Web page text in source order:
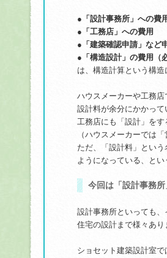
●「設計事務所」への費
●「工務店」への費用
●「建築確認申請」など
●「構造設計」の費用（
は、構造計算という構
ハウスメーカーや工務
設計料が余分にかかっ
工務店にも「設計」を
（ハウスメーカーでは
ただ、「設計料」とい
ようになっている、とい
今回は 「設計事務
設計事務所といっても
住宅の設計まで様々あり
ショセット建築設計室